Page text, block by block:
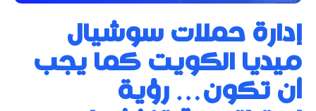
إدارة حملات سوشيال
ميديا الكويت كما يجب
أن تكون… رؤية